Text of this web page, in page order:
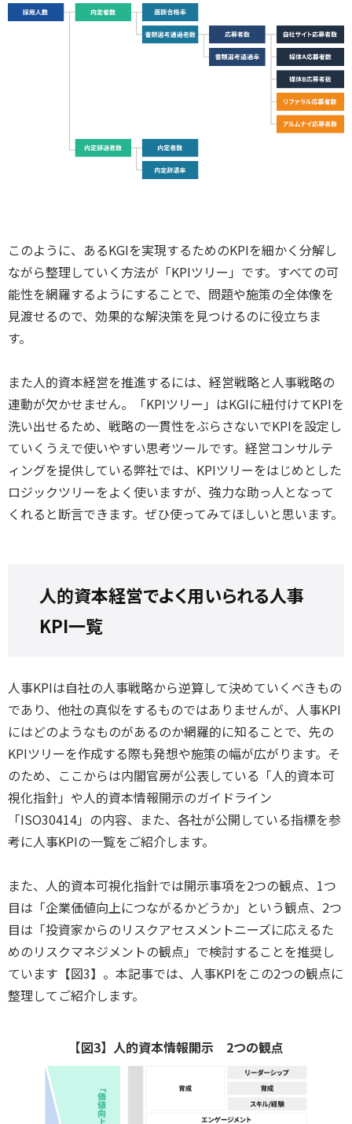
このように、あるKGIを実現するためのKPIを細かく分解し
ながら整理していく方法が「KPIツリー」です。すべての可
能性を網羅するようにすることで、問題や施策の全体像を
見渡せるので、効果的な解決策を見つけるのに役立ちま
す。
また人的資本経営を推進するには、経営戦略と人事戦略の
連動が欠かせません。「KPIツリー」はKGIに紐付けてKPIを
洗い出せるため、戦略の一貫性をぶらさないでKPIを設定し
ていくうえで使いやすい思考ツールです。経営コンサルテ
ィングを提供している弊社では、KPIツリーをはじめとした
ロジックツリーをよく使いますが、強力な助っ人となって
くれると断言できます。ぜひ使ってみてほしいと思います。
人的資本経営でよく用いられる人事
KPI一覧
人事KPIは自社の人事戦略から逆算して決めていくべきもの
であり、他社の真似をするものではありませんが、人事KPI
にはどのようなものがあるのか網羅的に知ることで、先の
KPIツリーを作成する際も発想や施策の幅が広がります。そ
のため、ここからは内閣官房が公表している「人的資本可
視化指針」や人的資本情報開示のガイドライン
「ISO30414」の内容、また、各社が公開している指標を参
考に人事KPIの一覧をご紹介します。
また、人的資本可視化指針では開示事項を2つの観点、1つ
目は「企業価値向上につながるかどうか」という観点、2つ
目は「投資家からのリスクアセスメントニーズに応えるた
めのリスクマネジメントの観点」で検討することを推奨し
ています【図3】。本記事では、人事KPIをこの2つの観点に
整理してご紹介します。
【図3】人的資本情報開示 2つの観点